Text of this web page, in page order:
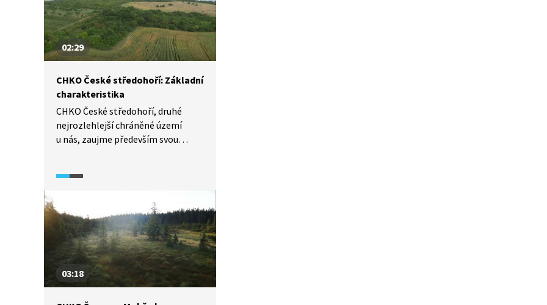
02:29
CHKO České středohoří: Základní
charakteristika
CHKO České středohoří, druhé
nejrozlehlejší chráněné území
u nás, zaujme především svou
zvětrávání vznikla rozsáhlá
na Plešivci. Dále tu najdeme zbytky
lávových sopouchů a další
pozůstatky vulkanické činnosti.
03:18